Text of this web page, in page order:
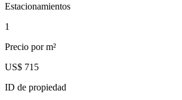
Estacionamientos
1
Precio por m²
US$ 715
ID de propiedad